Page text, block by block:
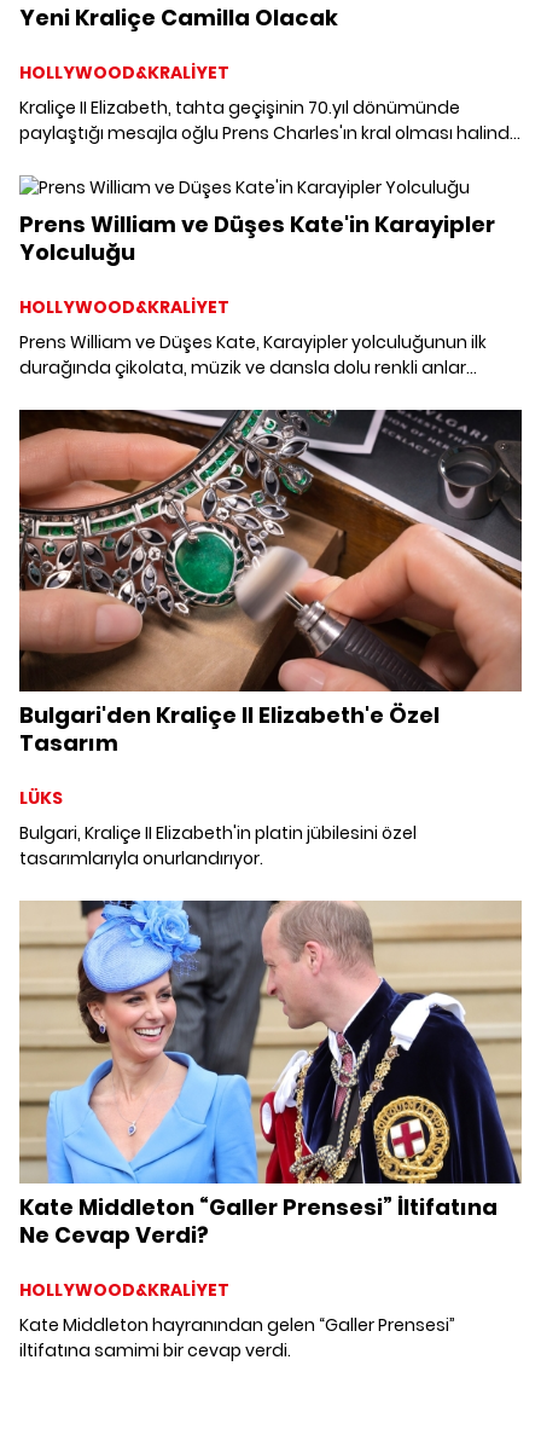
Yeni Kraliçe Camilla Olacak
HOLLYWOOD&KRALİYET
Kraliçe II Elizabeth, tahta geçişinin 70.yıl dönümünde
paylaştığı mesajla oğlu Prens Charles'ın kral olması halinde
Prens William ve Düşes Kate'in Karayipler
Yolculuğu
HOLLYWOOD&KRALİYET
Prens William ve Düşes Kate, Karayipler yolculuğunun ilk
durağında çikolata, müzik ve dansla dolu renkli anlar
kakao çiftliğini gezdi.
Bulgari'den Kraliçe II Elizabeth'e Özel
Tasarım
LÜKS
Bulgari, Kraliçe II Elizabeth'in platin jübilesini özel
tasarımlarıyla onurlandırıyor.
Kate Middleton “Galler Prensesi” İltifatına
Ne Cevap Verdi?
HOLLYWOOD&KRALİYET
Kate Middleton hayranından gelen “Galler Prensesi”
iltifatına samimi bir cevap verdi.